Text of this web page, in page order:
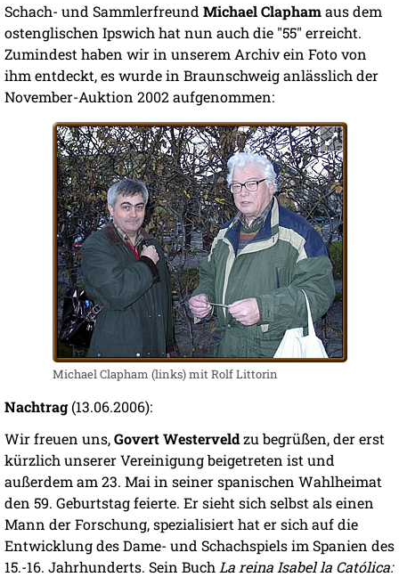
Schach- und Sammlerfreund Michael Claphamaus dem
ostenglischen Ipswich hat nun auch die "55" erreicht.
Zumindest haben wir in unserem Archiv ein Foto von
ihm entdeckt, es wurde in Braunschweig anlässlich der
November-Auktion 2002 aufgenommen:
Michael Clapham (links) mit Rolf Littorin
Nachtrag(13.06.2006):
Wir freuen uns,Govert Westerveldzu begrüßen, der erst
kürzlich unserer Vereinigung beigetreten ist und
außerdem am 23. Mai in seiner spanischen Wahlheimat
den 59. Geburtstag feierte. Er sieht sich selbst als einen
Mann der Forschung, spezialisiert hat er sich auf die
Entwicklung des Dame- und Schachspiels im Spanien des
15.-16. Jahrhunderts. Sein Buch La reina Isabel la Católica: